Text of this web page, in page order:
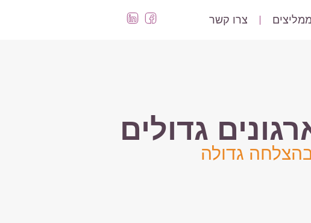
ממליצים צרו קשר
גדולים
גדולה